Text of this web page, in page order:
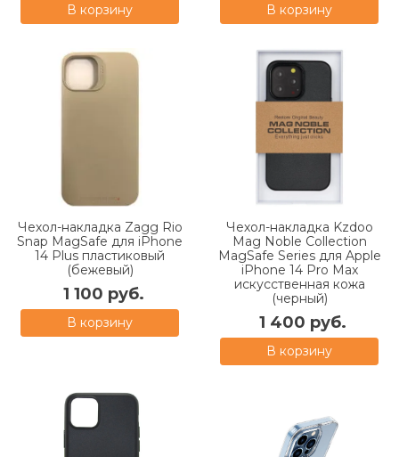
В корзину В корзину
Чехол-накладка Zagg Rio
Snap MagSafe для iPhone
14 Plus пластиковый
(бежевый)
1 100 руб.
В корзину
Чехол-накладка Kzdoo
Mag Noble Collection
MagSafe Series для Apple
iPhone 14 Pro Max
искусcтвенная кожа
(черный)
1 400 руб.
В корзину